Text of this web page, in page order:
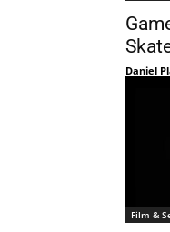
Daniel
Film &